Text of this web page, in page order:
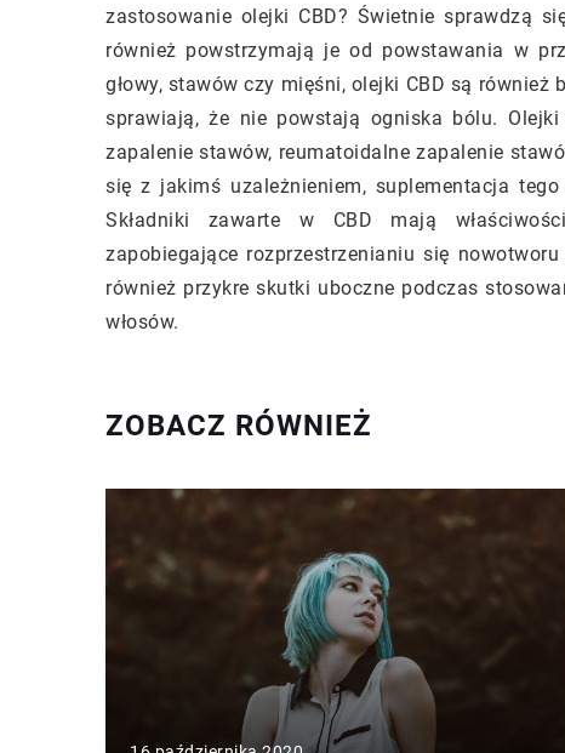
zastosowanie olejki CBD? Świetnie sprawdzą
również powstrzymają je od powstawania w
głowy, stawów czy mięśni, olejki CBD są
sprawiają, że nie powstają ogniska bólu.
zapalenie stawów, reumatoidalne zapalenie
się z jakimś uzależnieniem, suplementacja
Składniki zawarte w CBD mają
zapobiegające rozprzestrzenianiu się
również przykre skutki uboczne podczas
włosów.
ZOBACZ RÓWNIEŻ